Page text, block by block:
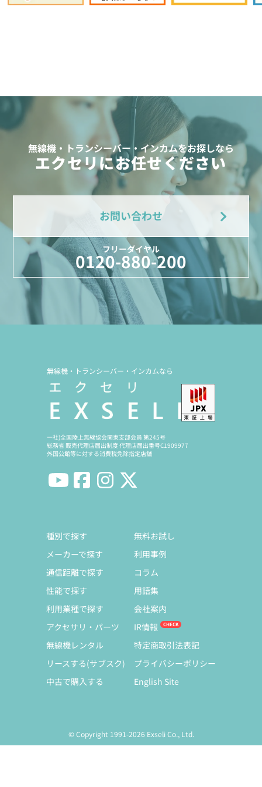
無線機・トランシーバー・インカムをお探しなら
エクセリにお任せください
お問い合わせ
フリーダイヤル
0120-880-200
無線機・トランシーバー・インカムなら
一社)全国陸上無線協会関東支部会員 第245号
総務省 販売代理店届出制度 代理店届出番号C1909977
外国公館等に対する消費税免除指定店舗
種別で探す
メーカーで探す
通信距離で探す
性能で探す
利用業種で探す
アクセサリ・パーツ
無線機レンタル
リースする(サブスク)
中古で購入する
無料お試し
利用事例
コラム
用語集
会社案内
IR情報
特定商取引法表記
プライバシーポリシー
English Site
© Copyright 1991-2026 Exseli Co., Ltd.